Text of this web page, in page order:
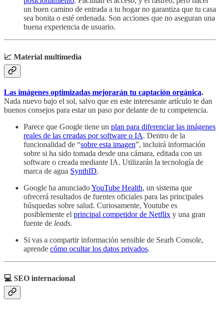
un buen camino de entrada a tu hogar no garantiza que tu casa
sea bonita o esté ordenada. Son acciones que no aseguran una
buena experiencia de usuario.
📈 Material multimedia
Las imágenes optimizadas mejorarán tu captación orgánica.
Nada nuevo bajo el sol, salvo que en este interesante artículo te dan
buenos consejos para estar un paso por delante de tu competencia.
Parece que Google tiene un plan para diferenciar las imágenes
reales de las creadas por software o IA. Dentro de la
funcionalidad de “sobre esta imagen”, incluirá información
sobre si ha sido tomada desde una cámara, editada con un
software o creada mediante IA. Utilizarán la tecnología de
marca de agua SynthID.
Google ha anunciadoYouTube Health, un sistema que
ofrecerá resultados de fuentes oficiales para las principales
búsquedas sobre salud. Curiosamente, Youtube es
posiblemente el principal competidor de Netflix y una gran
fuente de leads.
Si vas a compartir información sensible de Searh Console,
aprende cómo ocultar los datos privados.
💻 SEO internacional